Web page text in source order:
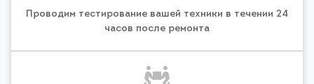
Проводим тестирование вашей техники в течении 24
часов после ремонта